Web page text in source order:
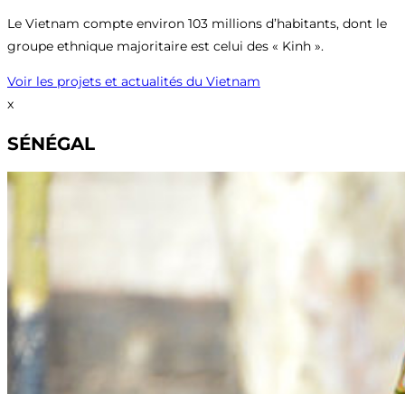
Le Vietnam compte environ 103 millions d’habitants, dont le
groupe ethnique majoritaire est celui des « Kinh ».
Voir les projets et actualités du Vietnam
x
SÉNÉGAL